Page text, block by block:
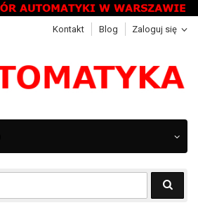
Zaloguj się
Kontakt Blog